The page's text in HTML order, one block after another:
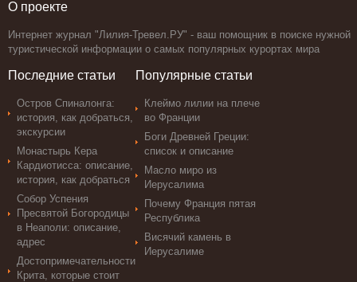
О проекте
Интернет журнал "Лилия-Тревел.РУ" - ваш помощник в поиске нужной
туристической информации о самых популярных курортах мира
Последние статьи
Остров Спиналонга:
история, как добраться,
экскурсии
Монастырь Кера
Кардиотисса: описание,
история, как добраться
Собор Успения
Пресвятой Богородицы
в Неаполи: описание,
адрес
Достопримечательности
Крита, которые стоит
Популярные статьи
Клеймо лилии на плече
во Франции
Боги Древней Греции:
список и описание
Масло миро из
Иерусалима
Почему Франция пятая
Республика
Висячий камень в
Иерусалиме